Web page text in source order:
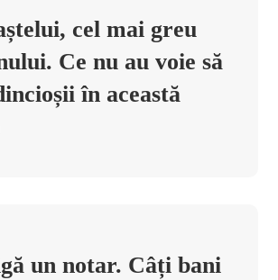
cel mai greu
Ce nu au voie să
în această
un notar. Câți bani